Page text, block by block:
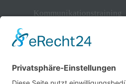
Kommunikationstraining
Coaching für